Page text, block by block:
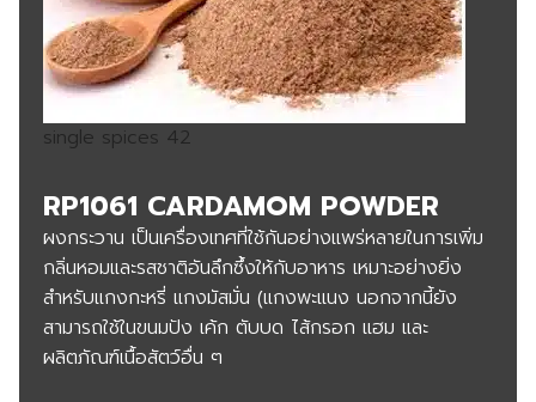
single spices 42
RP1061 CARDAMOM POWDER
ผงกระวาน เป็นเครื่องเทศที่ใช้กันอย่างแพร่หลายในการเพิ่ม
กลิ่นหอมและรสชาติอันลึกซึ้งให้กับอาหาร เหมาะอย่างยิ่ง
สำหรับแกงกะหรี่ แกงมัสมั่น (แกงพะแนง นอกจากนี้ยัง
สามารถใช้ในขนมปัง เค้ก ตับบด ไส้กรอก แฮม และ
ผลิตภัณฑ์เนื้อสัตว์อื่น ๆ